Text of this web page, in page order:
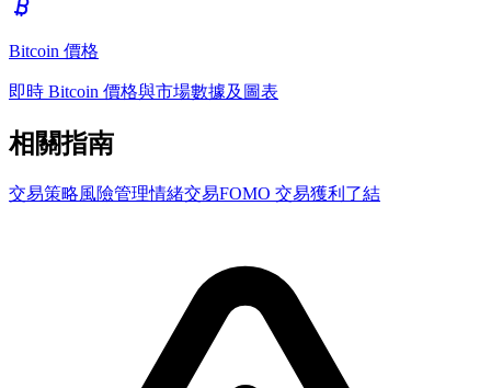
Bitcoin 價格
即時 Bitcoin 價格與市場數據及圖表
相關指南
交易策略風險管理情緒交易FOMO 交易獲利了結